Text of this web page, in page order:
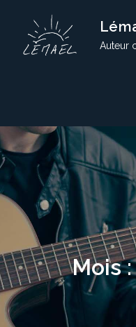
content
Auteur
Mois